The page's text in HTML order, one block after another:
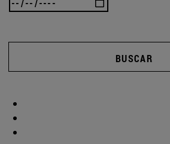
BUSCAR